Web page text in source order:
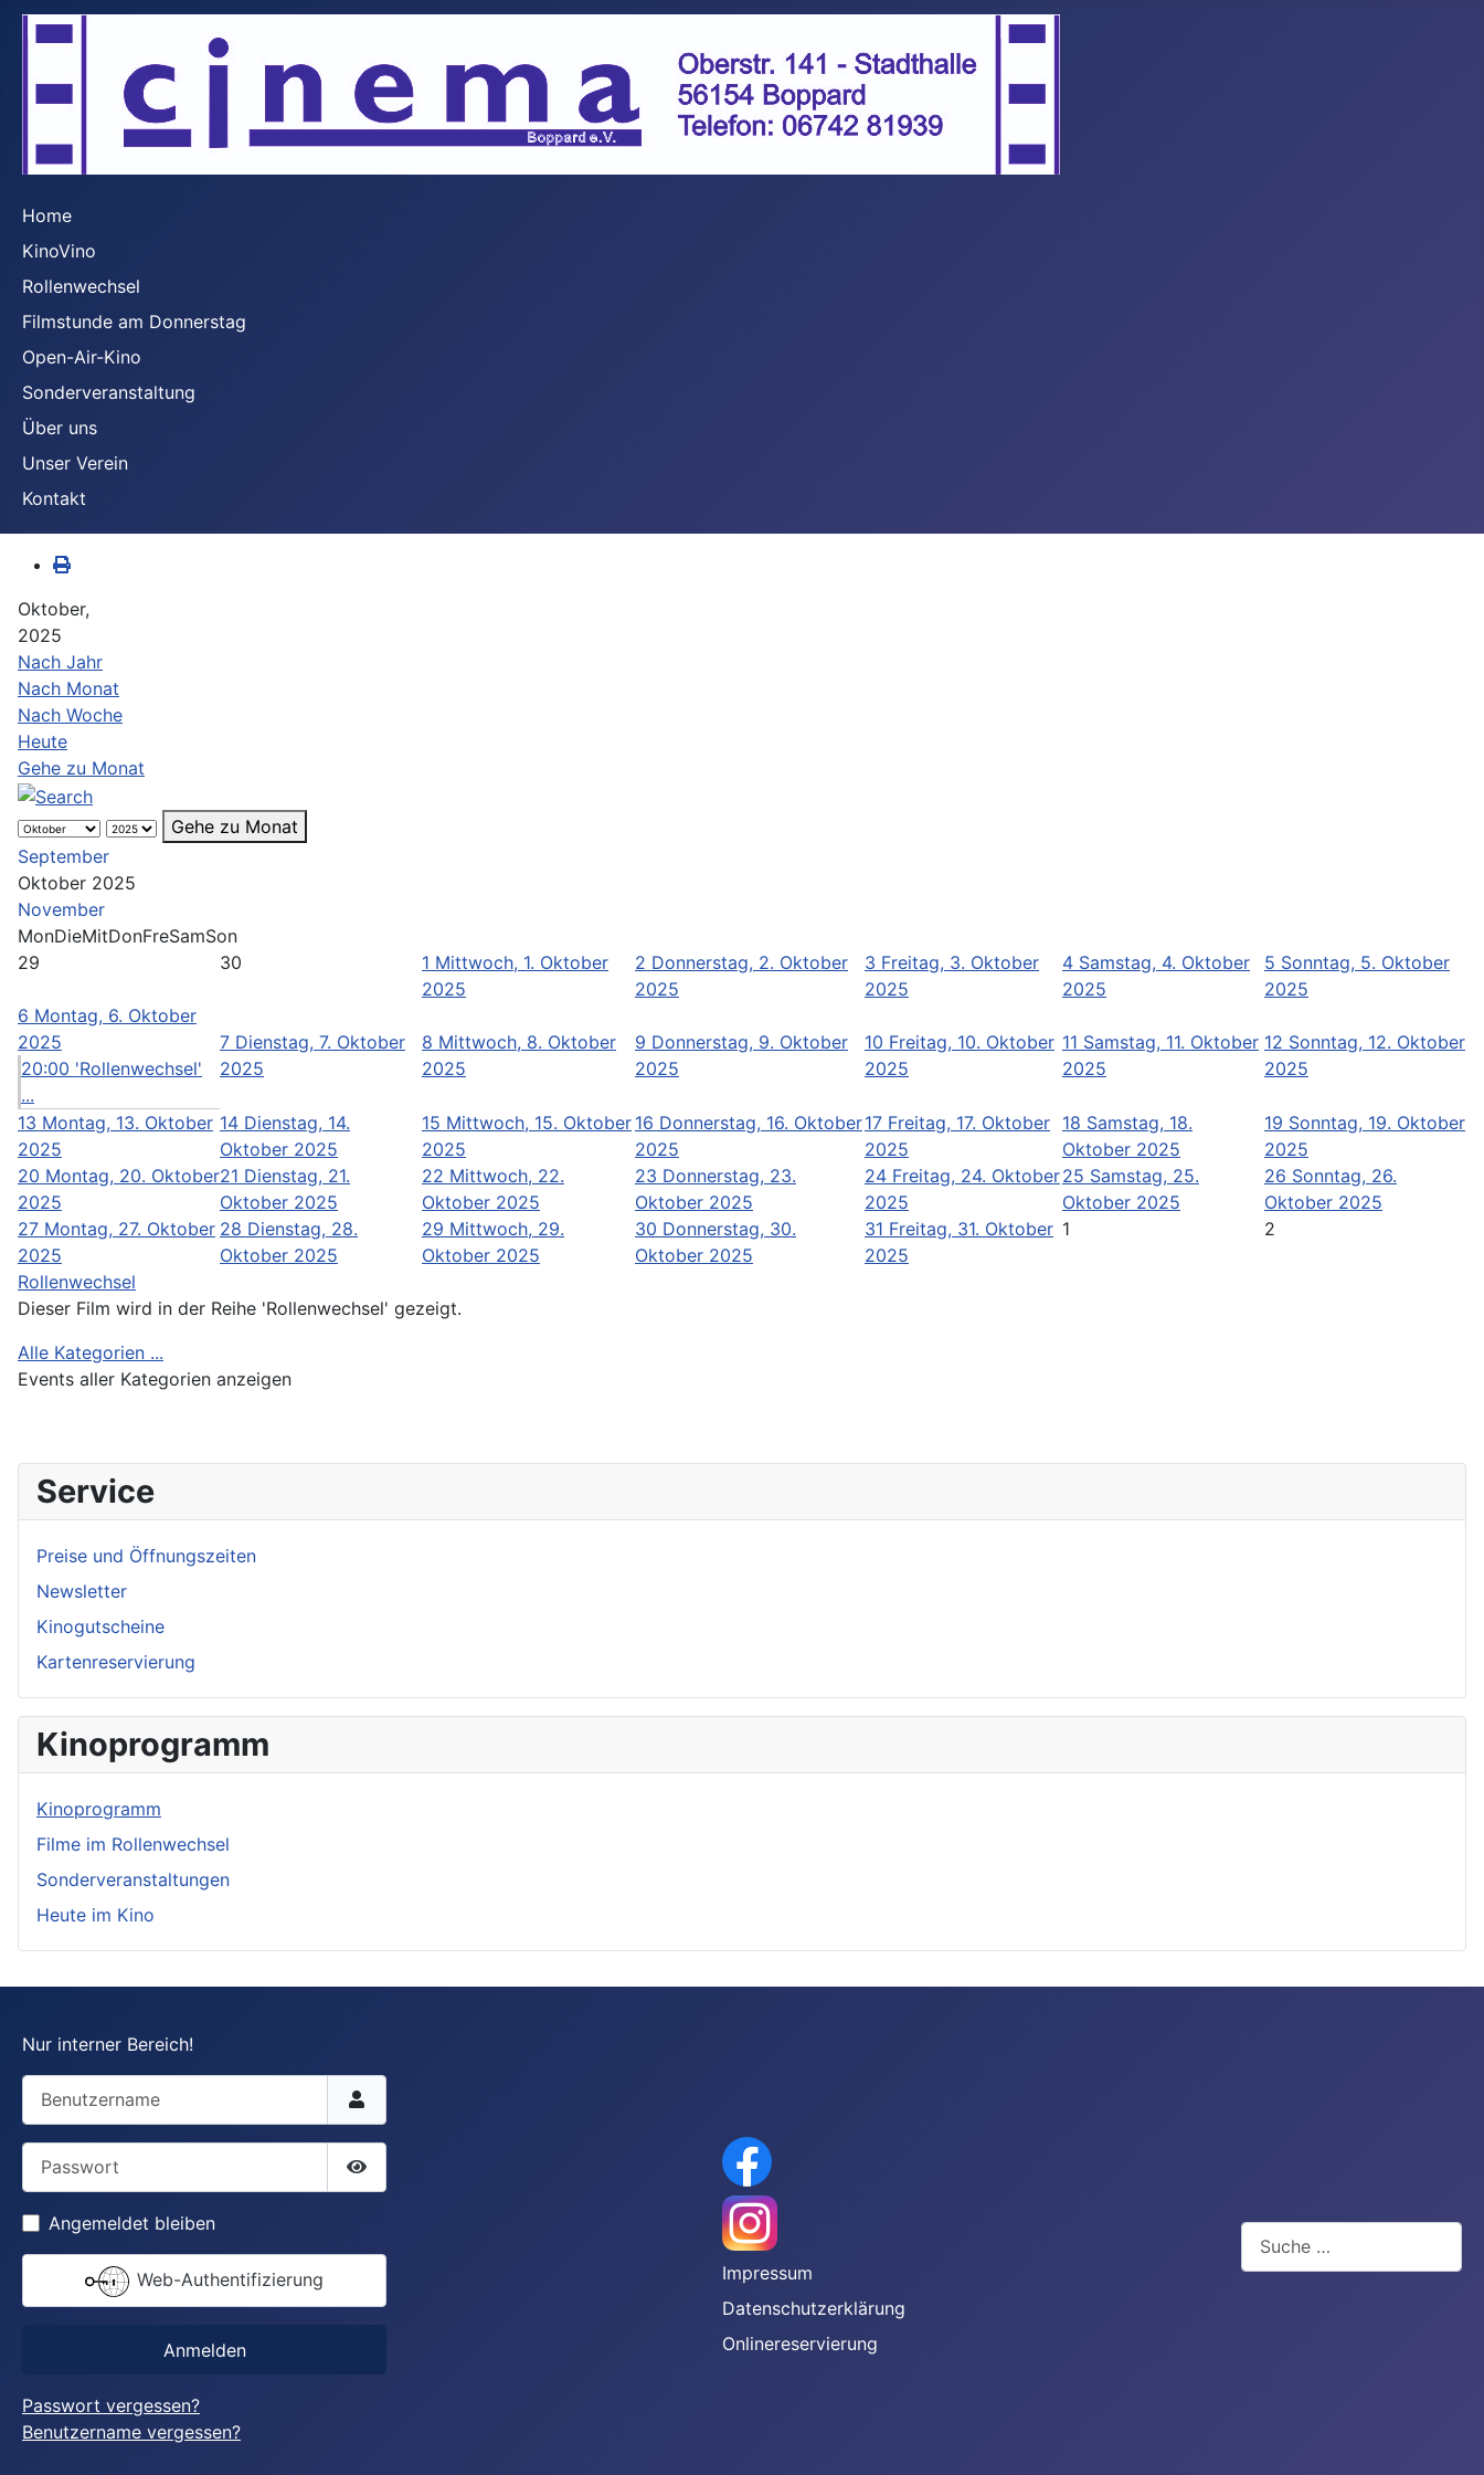
Home
KinoVino
Rollenwechsel
Filmstunde am Donnerstag
Open-Air-Kino
Sonderveranstaltung
Über uns
Unser Verein
Kontakt
Oktober,
2025
Nach Jahr
Nach Monat
Nach Woche
Heute
Gehe zu Monat
Gehe zu Monat
September
Oktober 2025
November
MonDieMitDonFreSamSon
29
30 1 Mittwoch, 1. Oktober
2025
2 Donnerstag, 2. Oktober
2025
3 Freitag, 3. Oktober
2025
4 Samstag, 4. Oktober
2025
5 Sonntag, 5. Oktober
2025
6 Montag, 6. Oktober
2025
20:00 'Rollenwechsel'
...
7 Dienstag, 7. Oktober
2025
8 Mittwoch, 8. Oktober
2025
9 Donnerstag, 9. Oktober
2025
10 Freitag, 10. Oktober
2025
11 Samstag, 11. Oktober
2025
12 Sonntag, 12. Oktober
2025
13 Montag, 13. Oktober
2025
14 Dienstag, 14.
Oktober 2025
15 Mittwoch, 15. Oktober
2025
16 Donnerstag, 16. Oktober
2025
17 Freitag, 17. Oktober
2025
18 Samstag, 18.
Oktober 2025
19 Sonntag, 19. Oktober
2025
20 Montag, 20. Oktober
2025
21 Dienstag, 21.
Oktober 2025
22 Mittwoch, 22.
Oktober 2025
23 Donnerstag, 23.
Oktober 2025
24 Freitag, 24. Oktober
2025
25 Samstag, 25.
Oktober 2025
26 Sonntag, 26.
Oktober 2025
27 Montag, 27. Oktober
2025
28 Dienstag, 28.
Oktober 2025
29 Mittwoch, 29.
Oktober 2025
30 Donnerstag, 30.
Oktober 2025
31 Freitag, 31. Oktober
2025
1 2
Rollenwechsel
Dieser Film wird in der Reihe 'Rollenwechsel' gezeigt.
Alle Kategorien ...
Events aller Kategorien anzeigen
Service
Preise und Öffnungszeiten
Newsletter
Kinogutscheine
Kartenreservierung
Kinoprogramm
Kinoprogramm
Filme im Rollenwechsel
Sonderveranstaltungen
Heute im Kino
Nur interner Bereich!
Benutzername
Passwort
Passwort anzeigen
Angemeldet bleiben
Web-Authentifizierung
Anmelden
Passwort vergessen?
Benutzername vergessen?
Impressum
Datenschutzerklärung
Onlinereservierung
Suchen